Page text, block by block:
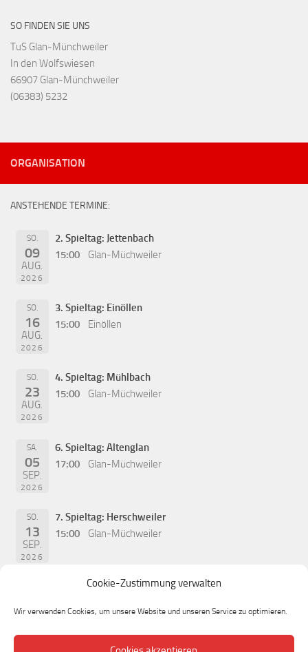
Cookie-Zustimmung verwalten
Wir verwenden Cookies, um unsere Website und unseren Service zu optimieren.
SO FINDEN SIE UNS
TuS Glan-Münchweiler
In den Wolfswiesen
66907 Glan-Münchweiler
(06383) 5232
ORGANISATION
ANSTEHENDE TERMINE:
SO.
09
AUG.
2026
2. Spieltag: Jettenbach
15:00
Glan-Müchweiler
SO.
16
AUG.
2026
3. Spieltag: Einöllen
15:00
Einöllen
SO.
23
AUG.
2026
4. Spieltag: Mühlbach
15:00
Glan-Müchweiler
SA.
05
SEP.
2026
6. Spieltag: Altenglan
17:00
Glan-Müchweiler
SO.
13
SEP.
2026
7. Spieltag: Herschweiler
15:00
Glan-Müchweiler